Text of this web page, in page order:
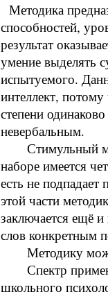
Методика
способностей,
результат
умение выделять
испытуемого.
интеллект,
степени
невербальным.
Стимульный
наборе имеется
есть не
этой части
заключается ещё
слов конкретным
Методику
Спектр
школьного